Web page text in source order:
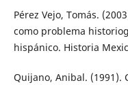
Pérez Vejo, Tomás.
como problema
hispánico. Historia
Quijano, Anibal.